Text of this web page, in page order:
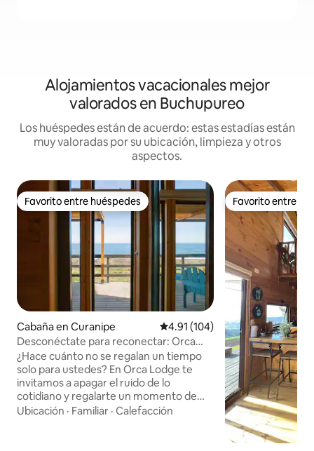
Alojamientos vacacionales mejor
valorados en Buchupureo
Los huéspedes están de acuerdo: estas estadías están
muy valoradas por su ubicación, limpieza y otros
aspectos.
Favorito entre huéspedes
Favorito entre huéspedes
Cabaña en Curanipe Calificación promedio: 4.91 de
4.91 (104)
Desconéctate para reconectar: Orca
Lodge - Sur
¿Hace cuánto no se regalan un tiempo
solo para ustedes? En Orca Lodge te
invitamos a apagar el ruido de lo
cotidiano y regalarte un momento de
calma junto al mar con tu pareja.
Ubicación · Familiar · Calefacción
Favorito entre
Favorito entre